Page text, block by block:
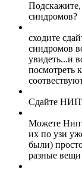
синдромов?
сходите
синдромов
увидеть...и
посмотреть
Сдайте
Можете
их по узи
были)
разные вещи